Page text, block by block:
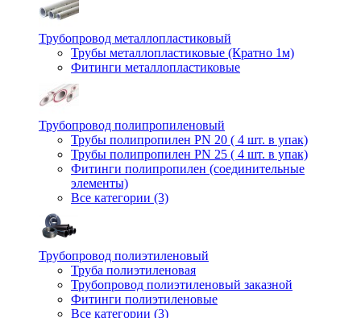
Трубопровод металлопластиковый
Трубы металлопластиковые (Кратно 1м)
Фитинги металлопластиковые
Трубопровод полипропиленовый
Трубы полипропилен PN 20 ( 4 шт. в упак)
Трубы полипропилен PN 25 ( 4 шт. в упак)
Фитинги полипропилен (cоединительные
элементы)
Все категории (3)
Трубопровод полиэтиленовый
Труба полиэтиленовая
Трубопровод полиэтиленовый заказной
Фитинги полиэтиленовые
Все категории (3)